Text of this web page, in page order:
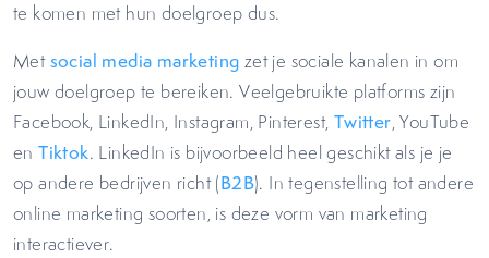
te komen met hun doelgroep dus.
Metsocial media marketing zet je sociale kanalen in om
jouw doelgroep te bereiken. Veelgebruikte platforms zijn
Facebook, LinkedIn, Instagram, Pinterest, Twitter, YouTube
enTiktok. LinkedIn is bijvoorbeeld heel geschikt als je je
op andere bedrijven richt (B2B). In tegenstelling tot andere
online marketing soorten, is deze vorm van marketing
interactiever.